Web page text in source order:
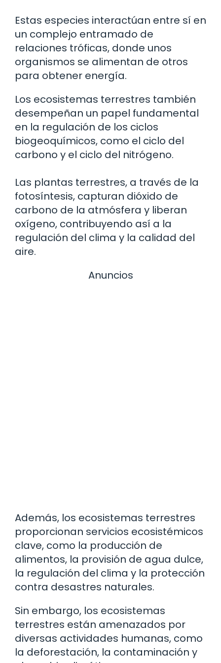
Estas especies interactúan entre sí en
un complejo entramado de
relaciones tróficas, donde unos
organismos se alimentan de otros
para obtener energía.
Los ecosistemas terrestres también
desempeñan un papel fundamental
en la regulación de los ciclos
biogeoquímicos, como el ciclo del
carbono y el ciclo del nitrógeno.
Las plantas terrestres, a través de la
fotosíntesis, capturan dióxido de
carbono de la atmósfera y liberan
oxígeno, contribuyendo así a la
regulación del clima y la calidad del
aire.
Anuncios
Además, los ecosistemas terrestres
proporcionan servicios ecosistémicos
clave, como la producción de
alimentos, la provisión de agua dulce,
la regulación del clima y la protección
contra desastres naturales.
Sin embargo, los ecosistemas
terrestres están amenazados por
diversas actividades humanas, como
la deforestación, la contaminación y